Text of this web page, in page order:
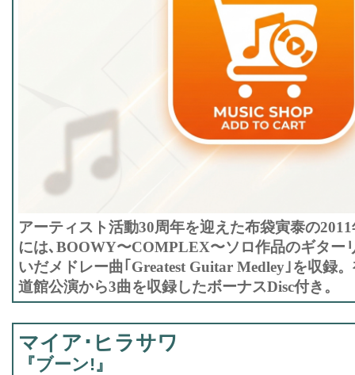
アーティスト活動30周年を迎えた布袋寅泰の
には､BOOWY〜COMPLEX〜ソロ作品のギター
いだメドレー曲｢Greatest Guitar Medley｣を収録
道館公演から3曲を収録したボーナスDisc付き。
マイア･ヒラサワ
『ブーン!』